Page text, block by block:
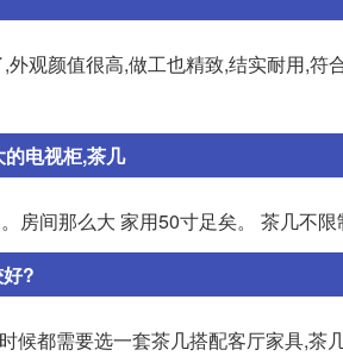
观颜值很高,做工也精致,结实耐用,
电视柜,茶几
房间那么大 家用50寸足矣。 茶几不
?
候都需要选一套茶几搭配客厅家具,